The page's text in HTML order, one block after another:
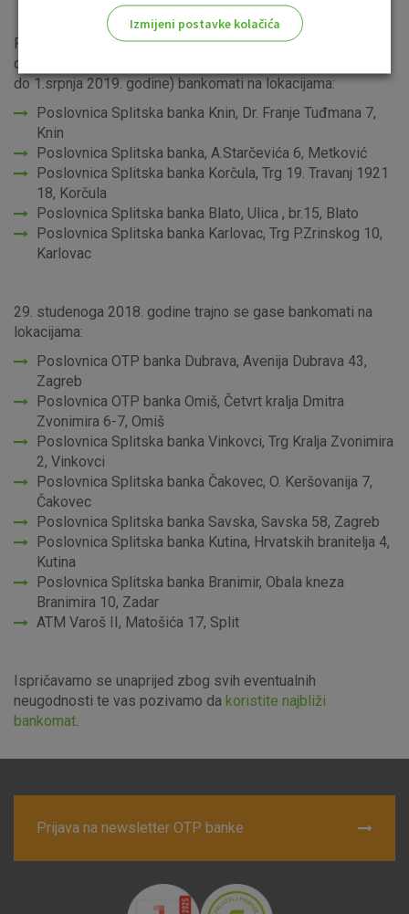
Privremeno se gase 29. studenoga 2018. te će ponovo biti
dostupni nakon renoviranja poslovnica (najkasnije
do 1.srpnja 2019. godine) bankomati na lokacijama:
Poslovnica Splitska banka Knin, Dr. Franje Tuđmana 7,
Knin
Poslovnica Splitska banka, A.Starčevića 6, Metković
Poslovnica Splitska banka Korčula, Trg 19. Travanj 1921
18, Korčula
Poslovnica Splitska banka Blato, Ulica , br.15, Blato
Poslovnica Splitska banka Karlovac, Trg P.Zrinskog 10,
Karlovac
29. studenoga 2018. godine trajno se gase bankomati na
lokacijama:
Poslovnica OTP banka Dubrava, Avenija Dubrava 43,
Zagreb
Poslovnica OTP banka Omiš, Četvrt kralja Dmitra
Zvonimira 6-7, Omiš
Poslovnica Splitska banka Vinkovci, Trg Kralja Zvonimira
2, Vinkovci
Poslovnica Splitska banka Čakovec, O. Keršovanija 7,
Čakovec
Poslovnica Splitska banka Savska, Savska 58, Zagreb
Poslovnica Splitska banka Kutina, Hrvatskih branitelja 4,
Kutina
Poslovnica Splitska banka Branimir, Obala kneza
Branimira 10, Zadar
ATM Varoš II, Matošića 17, Split
Ispričavamo se unaprijed zbog svih eventualnih
neugodnosti te vas pozivamo da koristite najbliži
bankomat
Prijava na newsletter OTP banke
Izmijeni postavke kolačića
Nužni kolačići
Analitički kolačići
Marketinški kolačići
Nužni (tehnički) kolačići - uvijek aktivni
Ovi kolačići nužni su za funkcioniranje internetske stranice i
ne mogu se isključiti u našim sustavima. Uobičajeno se
postavljaju kao odgovor na vaše radnje koje uključuju zahtjev
za uslugama, kao što su postavke kolačića. Svoj preglednik
možete postaviti da blokira te kolačiće ili pošalje upozorenje
o njima, ali u tom slučaju neki dijelovi stranice neće raditi. Ti
kolačići ne pohranjuju nikakve informacije koje bi vas mogle
identificirati.
Detaljnije informacije o kolačićima